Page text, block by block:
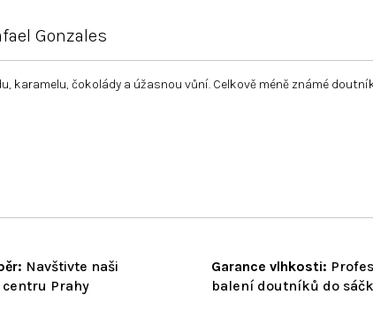
Navštivte naši
Prahy
Garance vlhkosti:
balení doutníků do
Gonzales
karamelu, čokolády a úžasnou vůní. Celkově méně známé